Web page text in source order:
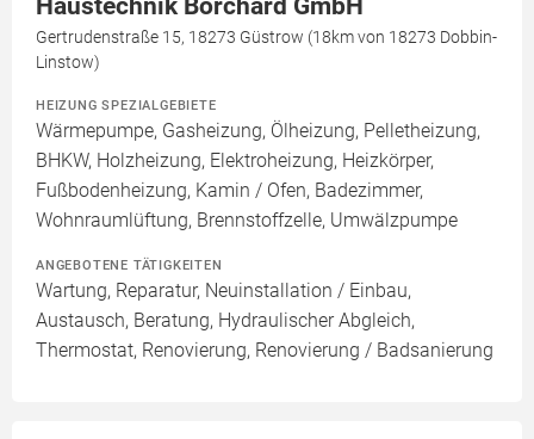
Haustechnik Borchard GmbH
Gertrudenstraße 15, 18273 Güstrow (18km von 18273 Dobbin-
Linstow)
HEIZUNG SPEZIALGEBIETE
Wärmepumpe, Gasheizung, Ölheizung, Pelletheizung,
BHKW, Holzheizung, Elektroheizung, Heizkörper,
Fußbodenheizung, Kamin / Ofen, Badezimmer,
Wohnraumlüftung, Brennstoffzelle, Umwälzpumpe
ANGEBOTENE TÄTIGKEITEN
Wartung, Reparatur, Neuinstallation / Einbau,
Austausch, Beratung, Hydraulischer Abgleich,
Thermostat, Renovierung, Renovierung / Badsanierung